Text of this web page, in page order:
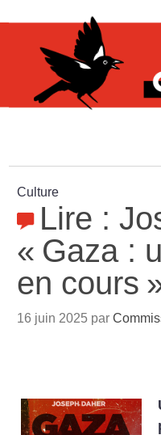
Culture
Lire :
« Gaza :
en cours
16 juin 2025 par